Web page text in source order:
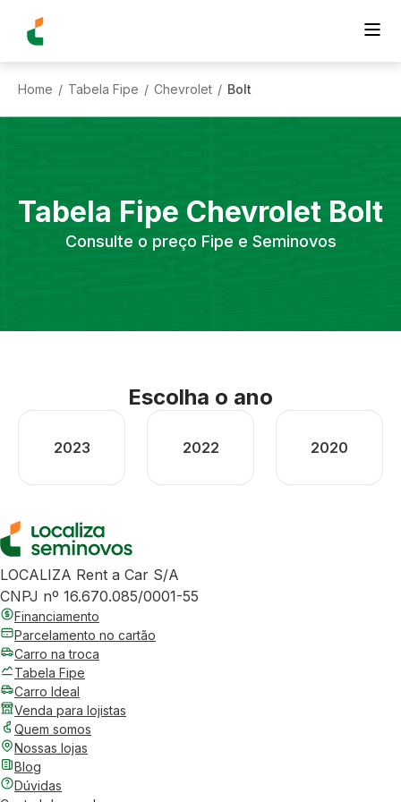
Home / Tabela Fipe / Chevrolet / Bolt
Tabela Fipe Chevrolet Bolt
Consulte o preço Fipe e Seminovos
Escolha o ano
2023 2022 2020
LOCALIZA Rent a Car S/A
CNPJ nº 16.670.085/0001-55
Financiamento
Parcelamento no cartão
Carro na troca
Tabela Fipe
Carro Ideal
Venda para lojistas
Quem somos
Nossas lojas
Blog
Dúvidas